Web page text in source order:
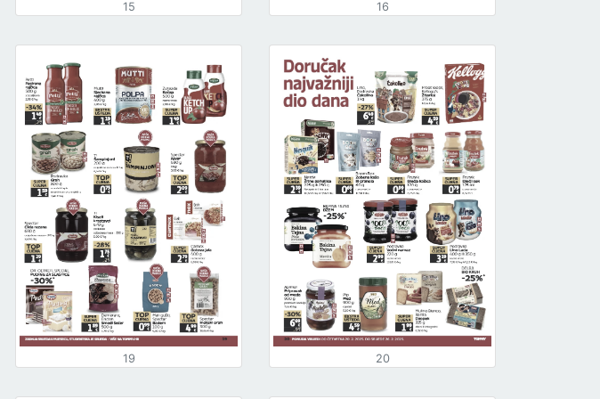
15 16
19 20